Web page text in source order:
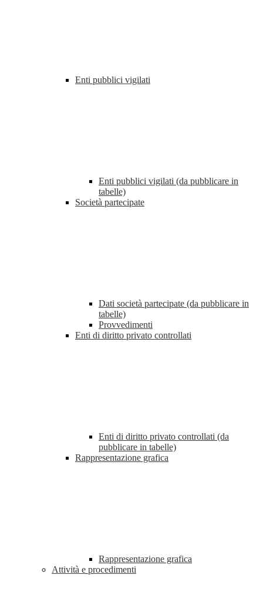
Enti pubblici vigilati
Enti pubblici vigilati (da pubblicare in
tabelle)
Società partecipate
Dati società partecipate (da pubblicare in
tabelle)
Provvedimenti
Enti di diritto privato controllati
Enti di diritto privato controllati (da
pubblicare in tabelle)
Rappresentazione grafica
Rappresentazione grafica
Attività e procedimenti